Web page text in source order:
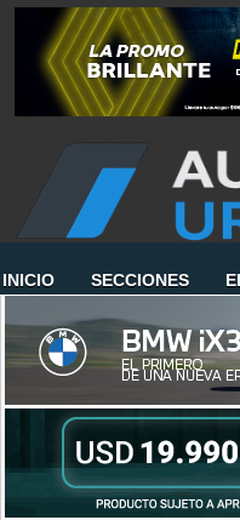
INICIO SECCIONES